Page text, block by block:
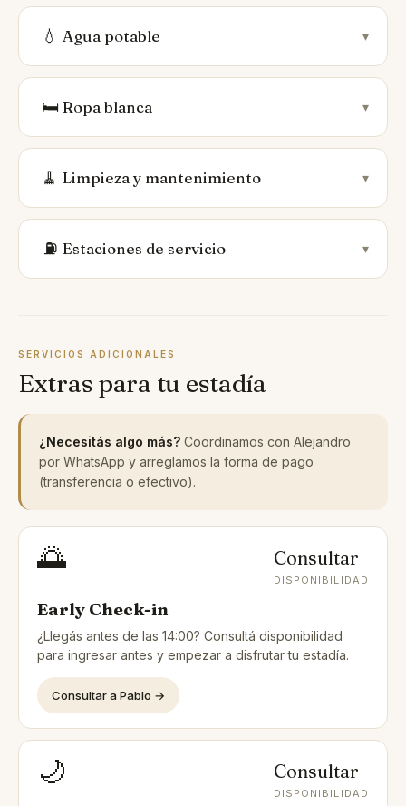
💧 Agua potable ▾
🛏️ Ropa blanca ▾
🧹 Limpieza y mantenimiento ▾
⛽ Estaciones de servicio ▾
SERVICIOS ADICIONALES
Extras para tu estadía
¿Necesitás algo más? Coordinamos con Alejandro
por WhatsApp y arreglamos la forma de pago
(transferencia o efectivo).
🌅 Consultar
DISPONIBILIDAD
Early Check-in
¿Llegás antes de las 14:00? Consultá disponibilidad
para ingresar antes y empezar a disfrutar tu estadía.
Consultar a Pablo →
🌙 Consultar
DISPONIBILIDAD